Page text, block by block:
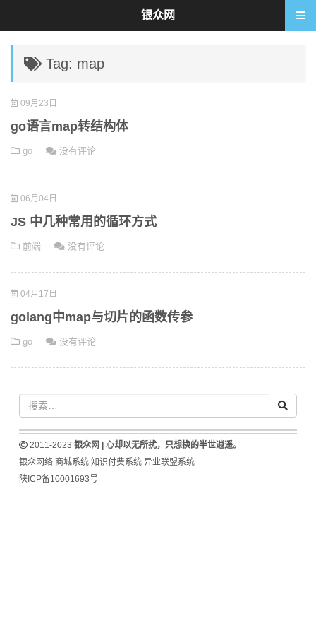
Tag: map
09月23日
go语言map转结构体
go 没有评论
06月04日
JS 中几种常用的循环方式
前端 没有评论
04月17日
golang中map与切片的函数传参
go 没有评论
2011-2023 银众网 | 心却以无所扰，只想换的半世逍遥。
银众网络 商城系统 知识付费系统 异业联盟系统
陕ICP备10001693号
银众网